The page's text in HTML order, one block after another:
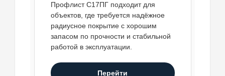
Профлист С17ПГ подходит для
объектов, где требуется надёжное
радиусное покрытие с хорошим
запасом по прочности и стабильной
работой в эксплуатации.
Перейти